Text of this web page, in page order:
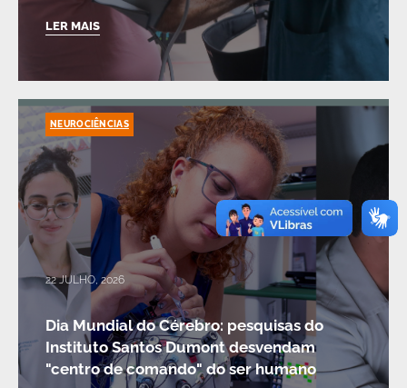
LER MAIS
22 JULHO, 2026
Dia Mundial do Cérebro: pesquisas do
Instituto Santos Dumont desvendam
"centro de comando" do ser humano
NEUROCIÊNCIAS